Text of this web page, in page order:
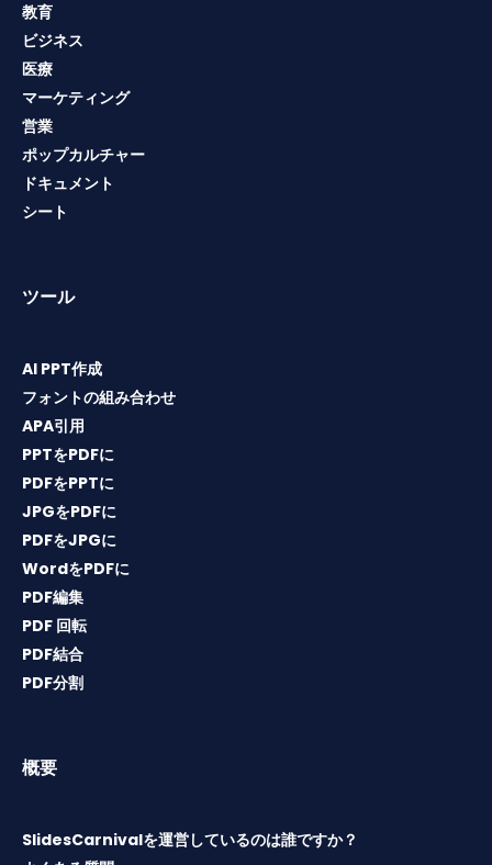
教育
ビジネス
医療
マーケティング
営業
ポップカルチャー
ドキュメント
シート
ツール
AI PPT作成
フォントの組み合わせ
APA引用
PPTをPDFに
PDFをPPTに
JPGをPDFに
PDFをJPGに
WordをPDFに
PDF編集
PDF 回転
PDF結合
PDF分割
概要
SlidesCarnivalを運営しているのは誰ですか？